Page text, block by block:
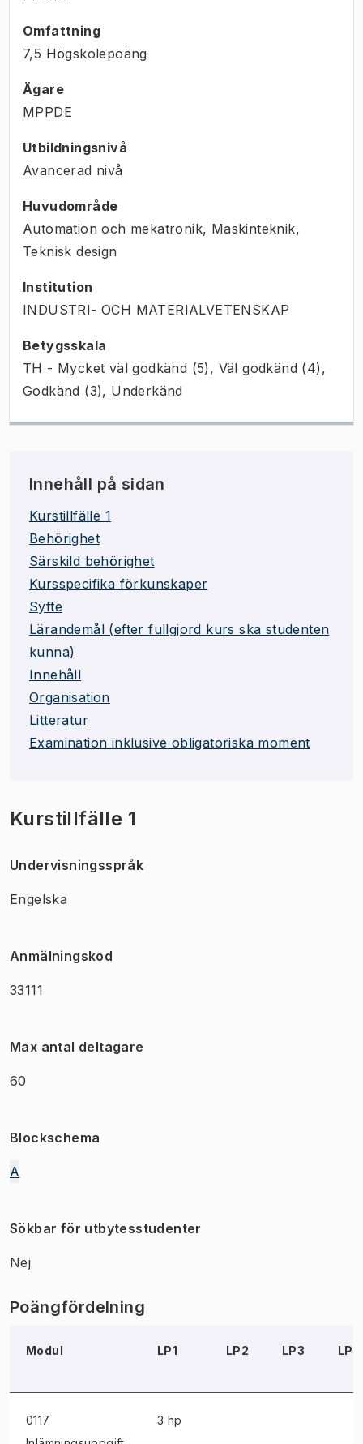
Omfattning
7,5 Högskolepoäng
Ägare
MPPDE
Utbildningsnivå
Avancerad nivå
Huvudområde
Automation och mekatronik, Maskinteknik,
Teknisk design
Institution
INDUSTRI- OCH MATERIALVETENSKAP
Betygsskala
TH - Mycket väl godkänd (5), Väl godkänd (4),
Godkänd (3), Underkänd
Innehåll på sidan
Kurstillfälle 1
Behörighet
Särskild behörighet
Kursspecifika förkunskaper
Syfte
Lärandemål (efter fullgjord kurs ska studenten
kunna)
Innehåll
Organisation
Litteratur
Examination inklusive obligatoriska moment
Kurstillfälle 1
Undervisningsspråk
Engelska
Anmälningskod
33111
Max antal deltagare
60
Blockschema
A
Sökbar för utbytesstudenter
Nej
Poängfördelning
Modul LP1 LP2 LP3 LP4
0117
3 hp